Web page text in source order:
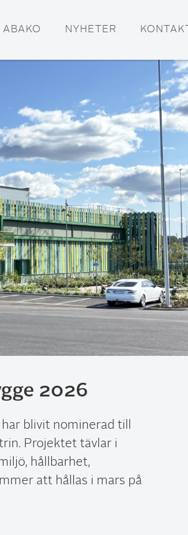
ABAKO NYHETER KONTAKT
2026
blivit nominerad till
Projektet tävlar i
hållbarhet,
att hållas i mars på